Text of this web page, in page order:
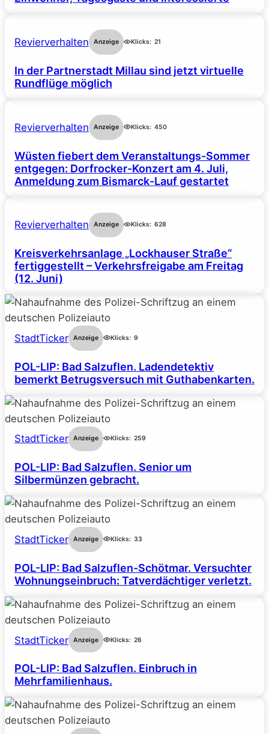
Revierverhalten Anzeige Klicks: 21
In der Partnerstadt Millau sind jetzt virtuelle
Rundflüge möglich
Revierverhalten Anzeige Klicks: 450
Wüsten fiebert dem Veranstaltungs-Sommer
entgegen: Dorfrocker-Konzert am 4. Juli,
Anmeldung zum Bismarck-Lauf gestartet
Revierverhalten Anzeige Klicks: 628
Kreisverkehrsanlage „Lockhauser Straße“
fertiggestellt – Verkehrsfreigabe am Freitag
(12. Juni)
StadtTicker Anzeige Klicks: 9
POL-LIP: Bad Salzuflen. Ladendetektiv
bemerkt Betrugsversuch mit Guthabenkarten.
StadtTicker Anzeige Klicks: 259
POL-LIP: Bad Salzuflen. Senior um
Silbermünzen gebracht.
StadtTicker Anzeige Klicks: 33
POL-LIP: Bad Salzuflen-Schötmar. Versuchter
Wohnungseinbruch: Tatverdächtiger verletzt.
StadtTicker Anzeige Klicks: 26
POL-LIP: Bad Salzuflen. Einbruch in
Mehrfamilienhaus.